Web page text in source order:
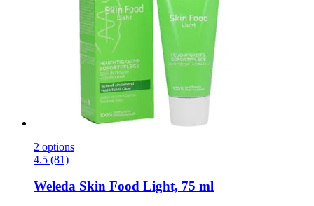
2 options
4.5 (81)
Weleda Skin Food Light, 75 ml